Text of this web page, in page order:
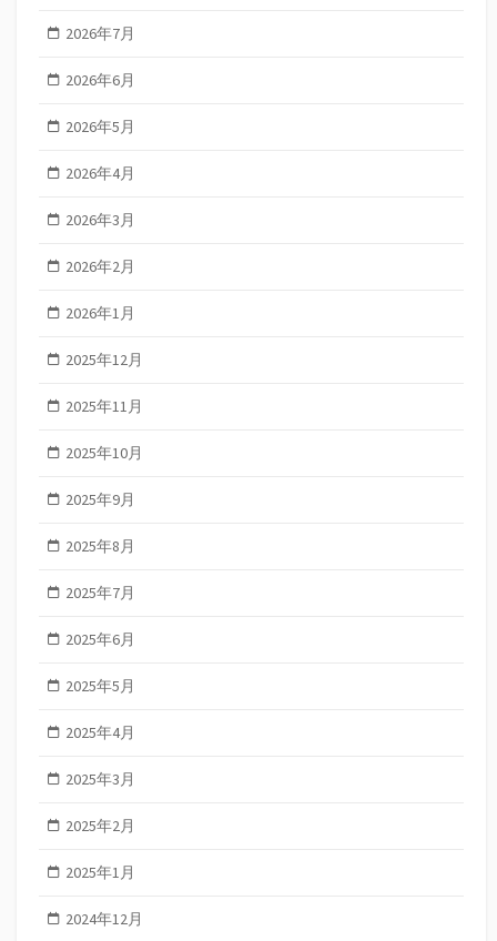
2026年7月
2026年6月
2026年5月
2026年4月
2026年3月
2026年2月
2026年1月
2025年12月
2025年11月
2025年10月
2025年9月
2025年8月
2025年7月
2025年6月
2025年5月
2025年4月
2025年3月
2025年2月
2025年1月
2024年12月